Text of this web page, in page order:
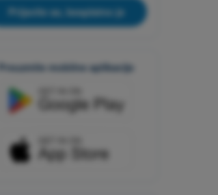
Prijavite se, besplatno je
Preuzmite mobilne aplikacije